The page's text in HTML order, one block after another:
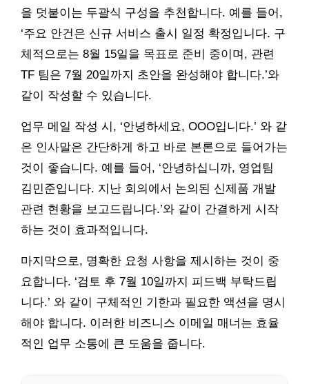
을 덧붙이는 두괄식 구성을 추천합니다. 예를 들어,
‘주요 안건은 신규 서비스 출시 일정 확정입니다. 구
체적으로는 8월 15일을 목표로 준비 중이며, 관련
TF 팀은 7월 20일까지 초안을 완성해야 합니다.’와
같이 작성할 수 있습니다.
업무 메일 작성 시, ‘안녕하세요, OOO입니다.’ 와 같
은 인사말은 간단하게 하고 바로 본론으로 들어가는
것이 좋습니다. 예를 들어, ‘안녕하십니까, 영업팀
김민준입니다. 지난 회의에서 논의된 신제품 개발
관련 현황을 보고드립니다.’와 같이 간결하게 시작
하는 것이 효과적입니다.
마지막으로, 명확한 요청 사항을 제시하는 것이 중
요합니다. ‘검토 후 7월 10일까지 피드백 부탁드립
니다.’ 와 같이 구체적인 기한과 필요한 액션을 명시
해야 합니다. 이러한 비즈니스 이메일 매너는 효율
적인 업무 소통에 큰 도움을 줍니다.